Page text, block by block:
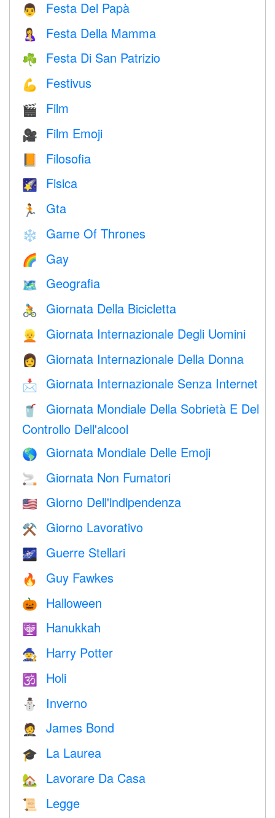
👨 Festa Del Papà
🤱 Festa Della Mamma
☘️ Festa Di San Patrizio
💪 Festivus
🎬 Film
🎥 Film Emoji
📙 Filosofia
🌠 Fisica
🏃 Gta
❄️ Game Of Thrones
🌈 Gay
🗺 Geografia
🚴 Giornata Della Bicicletta
👱 Giornata Internazionale Degli Uomini
👩 Giornata Internazionale Della Donna
📩 Giornata Internazionale Senza Internet
🥤
Giornata Mondiale Della Sobrietà E Del
Controllo Dell'alcool
🌎 Giornata Mondiale Delle Emoji
🚬 Giornata Non Fumatori
🇺🇸 Giorno Dell'indipendenza
⚒️ Giorno Lavorativo
🌌 Guerre Stellari
🔥 Guy Fawkes
🎃 Halloween
🕎 Hanukkah
🧙 Harry Potter
🕉 Holi
⛄ Inverno
🤵 James Bond
🎓 La Laurea
🏡 Lavorare Da Casa
📜 Legge